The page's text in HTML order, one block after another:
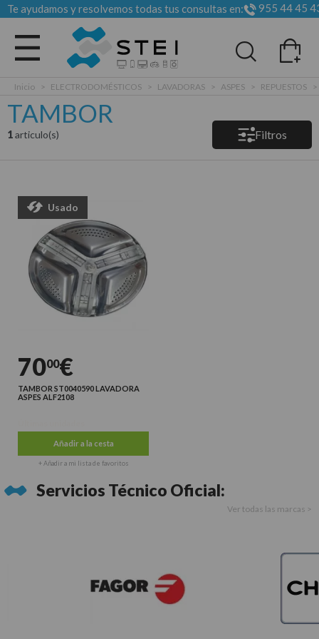
Te ayudamos y resolvemos todas tus consultas en: 955 44 45
Todas las categorias
Inicio > ELECTRODOMÉSTICOS > LAVADORAS > ASPES > REPUESTOS >
TAMBOR
1articulo(s) Filtros
Usado
7000€
TAMBOR ST0040590 LAVADORA
ASPES ALF2108
Añadir a la cesta
+ Añadir a mi lista de favoritos
Servicios Técnico Oficial:
Ver todas las marcas >